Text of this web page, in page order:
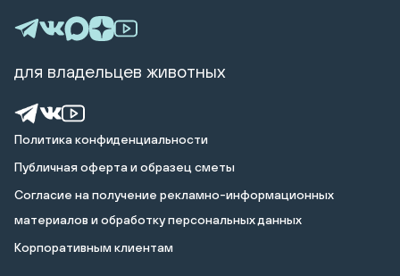
Политика конфиденциальности
Публичная оферта и образец сметы
Cогласие на получение рекламно-информационных
материалов и обработку персональных данных
Корпоративным клиентам
для владельцев животных